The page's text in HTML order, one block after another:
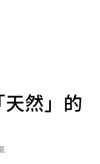
然」的